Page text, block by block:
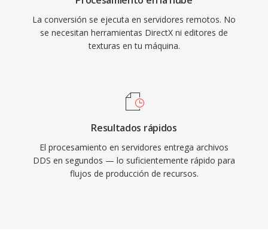
La conversión se ejecuta en servidores remotos. No
se necesitan herramientas DirectX ni editores de
texturas en tu máquina.
Resultados rápidos
El procesamiento en servidores entrega archivos
DDS en segundos — lo suficientemente rápido para
flujos de producción de recursos.